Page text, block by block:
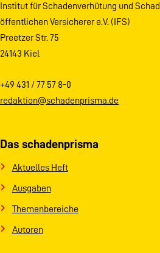
Institut für Schadenverhütung und
öffentlichen Versicherer e.V. (IFS)
Preetzer Str. 75
24143 Kiel
+49 431 / 77 57 8-0
redaktion@schadenprisma.de
Das schadenprisma
Aktuelles Heft
Ausgaben
Themenbereiche
Autoren